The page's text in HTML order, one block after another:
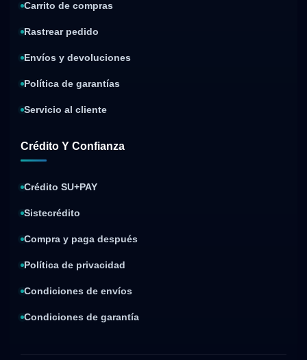
Carrito de compras
Rastrear pedido
Envíos y devoluciones
Política de garantías
Servicio al cliente
Crédito Y Confianza
Crédito SU+PAY
Sistecrédito
Compra y paga después
Política de privacidad
Condiciones de envíos
Condiciones de garantía